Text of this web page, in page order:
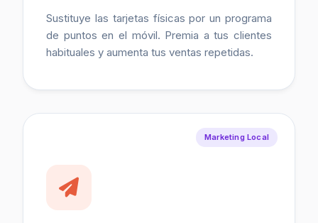
Sustituye las tarjetas físicas por un programa
de puntos en el móvil. Premia a tus clientes
habituales y aumenta tus ventas repetidas.
Marketing Local